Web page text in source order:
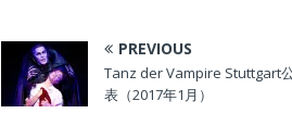
PREVIOUS
Tanz der Vampire Stuttgart
表（2017年1月）